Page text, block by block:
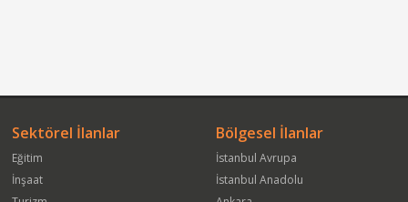
Sektörel İlanlar
Eğitim
İnşaat
Bölgesel İlanlar
İstanbul Avrupa
İstanbul Anadolu